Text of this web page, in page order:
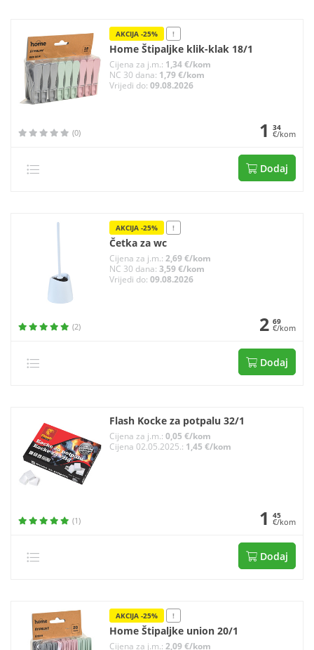
AKCIJA -25% !
Home Štipaljke klik-klak 18/1
Cijena za j.m.: 1,34 €/kom
NC 30 dana: 1,79 €/kom
Vrijedi do: 09.08.2026
(0) 1 34
€/kom
Dodaj
AKCIJA -25% !
Četka za wc
Cijena za j.m.: 2,69 €/kom
NC 30 dana: 3,59 €/kom
Vrijedi do: 09.08.2026
(2) 2 69
€/kom
Dodaj
Flash Kocke za potpalu 32/1
Cijena za j.m.: 0,05 €/kom
Cijena 02.05.2025.: 1,45 €/kom
(1) 1 45
€/kom
Dodaj
AKCIJA -25% !
Home Štipaljke union 20/1
Cijena za j.m.: 2,09 €/kom